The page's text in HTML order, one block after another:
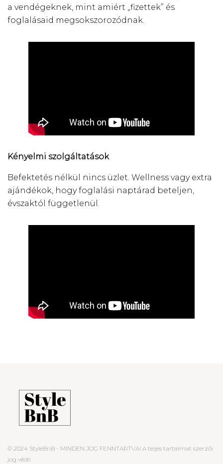
a vendégeknek, mint amiért „fizettek” és
foglalásaid megsokszorozódnak.
Kényelmi szolgáltatások
Befektetés nélkül nincs üzlet. Wellness vagy extra
ajándékok, hogy foglalási naptárad beteljen,
évszaktól függetlenül.
© 2024 StyleBnB - MINDEN JOG FENNTARTVA! A teljes tartalmat szerzői
jog védi!